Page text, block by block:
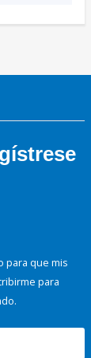
para que mis
para